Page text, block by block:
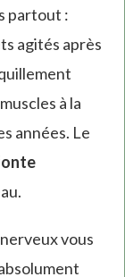
partout :
agités après
à la
années. Le
vous